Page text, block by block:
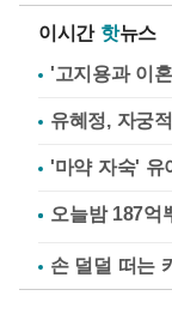
이시간 핫뉴스
'고지용과 이
유혜정, 자궁
'마약 자숙' 유
손 덜덜 떠는